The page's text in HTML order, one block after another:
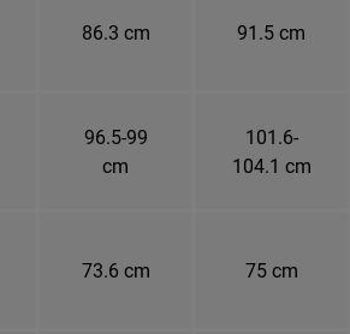
86.3 cm 91.5 cm
96.5-99
cm
101.6-
104.1 cm
73.6 cm 75 cm